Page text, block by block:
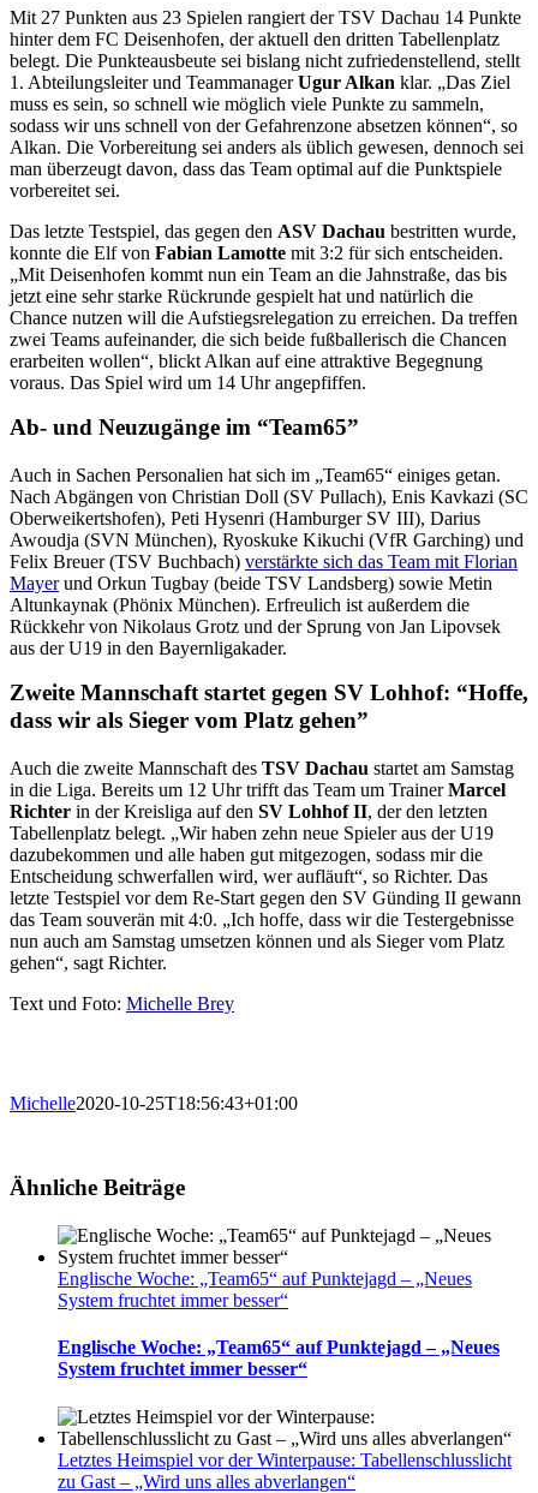
Mit 27 Punkten aus 23 Spielen rangiert der TSV Dachau 14 Punkte
hinter dem FC Deisenhofen, der aktuell den dritten Tabellenplatz
belegt. Die Punkteausbeute sei bislang nicht zufriedenstellend, stellt
1. Abteilungsleiter und TeammanagerUgur Alkan klar. „Das Ziel
muss es sein, so schnell wie möglich viele Punkte zu sammeln,
sodass wir uns schnell von der Gefahrenzone absetzen können“, so
Alkan. Die Vorbereitung sei anders als üblich gewesen, dennoch sei
man überzeugt davon, dass das Team optimal auf die Punktspiele
vorbereitet sei.
Das letzte Testspiel, das gegen den ASV Dachau bestritten wurde,
konnte die Elf von Fabian Lamotte mit 3:2 für sich entscheiden.
„Mit Deisenhofen kommt nun ein Team an die Jahnstraße, das bis
jetzt eine sehr starke Rückrunde gespielt hat und natürlich die
Chance nutzen will die Aufstiegsrelegation zu erreichen. Da treffen
zwei Teams aufeinander, die sich beide fußballerisch die Chancen
erarbeiten wollen“, blickt Alkan auf eine attraktive Begegnung
voraus. Das Spiel wird um 14 Uhr angepfiffen.
Ab- und Neuzugänge im “Team65”
Auch in Sachen Personalien hat sich im „Team65“ einiges getan.
Nach Abgängen von Christian Doll (SV Pullach), Enis Kavkazi (SC
Oberweikertshofen), Peti Hysenri (Hamburger SV III), Darius
Awoudja (SVN München), Ryoskuke Kikuchi (VfR Garching) und
Felix Breuer (TSV Buchbach) verstärkte sich das Team mit Florian
Mayerund Orkun Tugbay (beide TSV Landsberg) sowie Metin
Altunkaynak (Phönix München). Erfreulich ist außerdem die
Rückkehr von Nikolaus Grotz und der Sprung von Jan Lipovsek
aus der U19 in den Bayernligakader.
Zweite Mannschaft startet gegen SV Lohhof: “Hoffe,
dass wir als Sieger vom Platz gehen”
Auch die zweite Mannschaft des TSV Dachau startet am Samstag
in die Liga. Bereits um 12 Uhr trifft das Team um TrainerMarcel
Richter in der Kreisliga auf den SV Lohhof II, der den letzten
Tabellenplatz belegt. „Wir haben zehn neue Spieler aus der U19
dazubekommen und alle haben gut mitgezogen, sodass mir die
Entscheidung schwerfallen wird, wer aufläuft“, so Richter. Das
letzte Testspiel vor dem Re-Start gegen den SV Günding II gewann
das Team souverän mit 4:0. „Ich hoffe, dass wir die Testergebnisse
nun auch am Samstag umsetzen können und als Sieger vom Platz
gehen“, sagt Richter.
Text und Foto: Michelle Brey
Michelle2020-10-25T18:56:43+01:00
Ähnliche Beiträge
Englische Woche: „Team65“ auf Punktejagd – „Neues
System fruchtet immer besser“
Englische Woche: „Team65“ auf Punktejagd – „Neues
System fruchtet immer besser“
Letztes Heimspiel vor der Winterpause: Tabellenschlusslicht
zu Gast – „Wird uns alles abverlangen“